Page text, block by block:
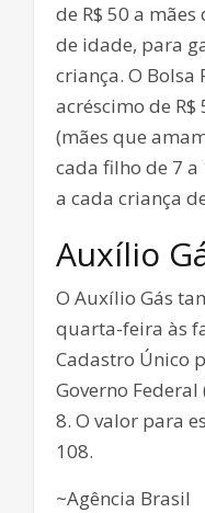
de R$ 50 a mães
de idade, para
criança. O
acréscimo de R$
(mães que
cada filho de 7 a
a cada criança
Auxílio
O Auxílio Gás
quarta-feira às
Cadastro Único
Governo Federal
8. O valor para
108.
~Agência Brasil